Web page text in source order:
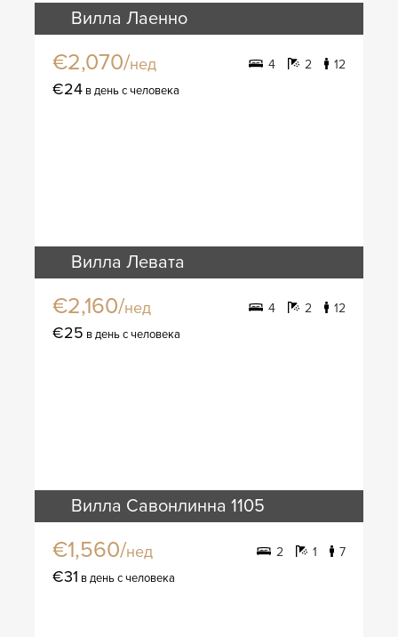
Вилла Лаенно
€2,070/нед 4 2 12
€24 в день с человека
Вилла Левата
€2,160/нед 4 2 12
€25 в день с человека
Вилла Савонлинна 1105
€1,560/нед 2 1 7
€31 в день с человека